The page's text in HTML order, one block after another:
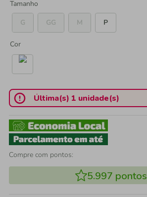
Tamanho
G
GG M P
Cor
Última(s) 1 unidade(s)
Compre com pontos:
5.997 pontos